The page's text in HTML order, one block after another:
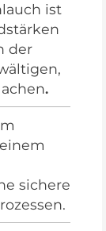
ist
der
.
sichere